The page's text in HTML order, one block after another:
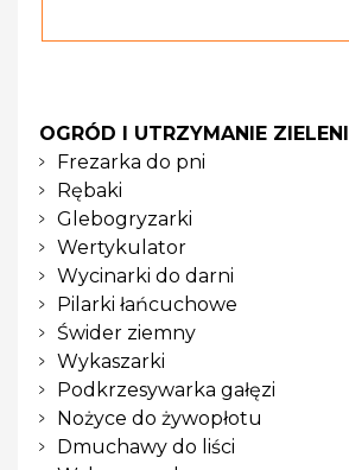
OGRÓD I UTRZYMANIE ZIELENI
Frezarka do pni
Rębaki
Glebogryzarki
Wertykulator
Wycinarki do darni
Pilarki łańcuchowe
Świder ziemny
Wykaszarki
Podkrzesywarka gałęzi
Nożyce do żywopłotu
Dmuchawy do liści